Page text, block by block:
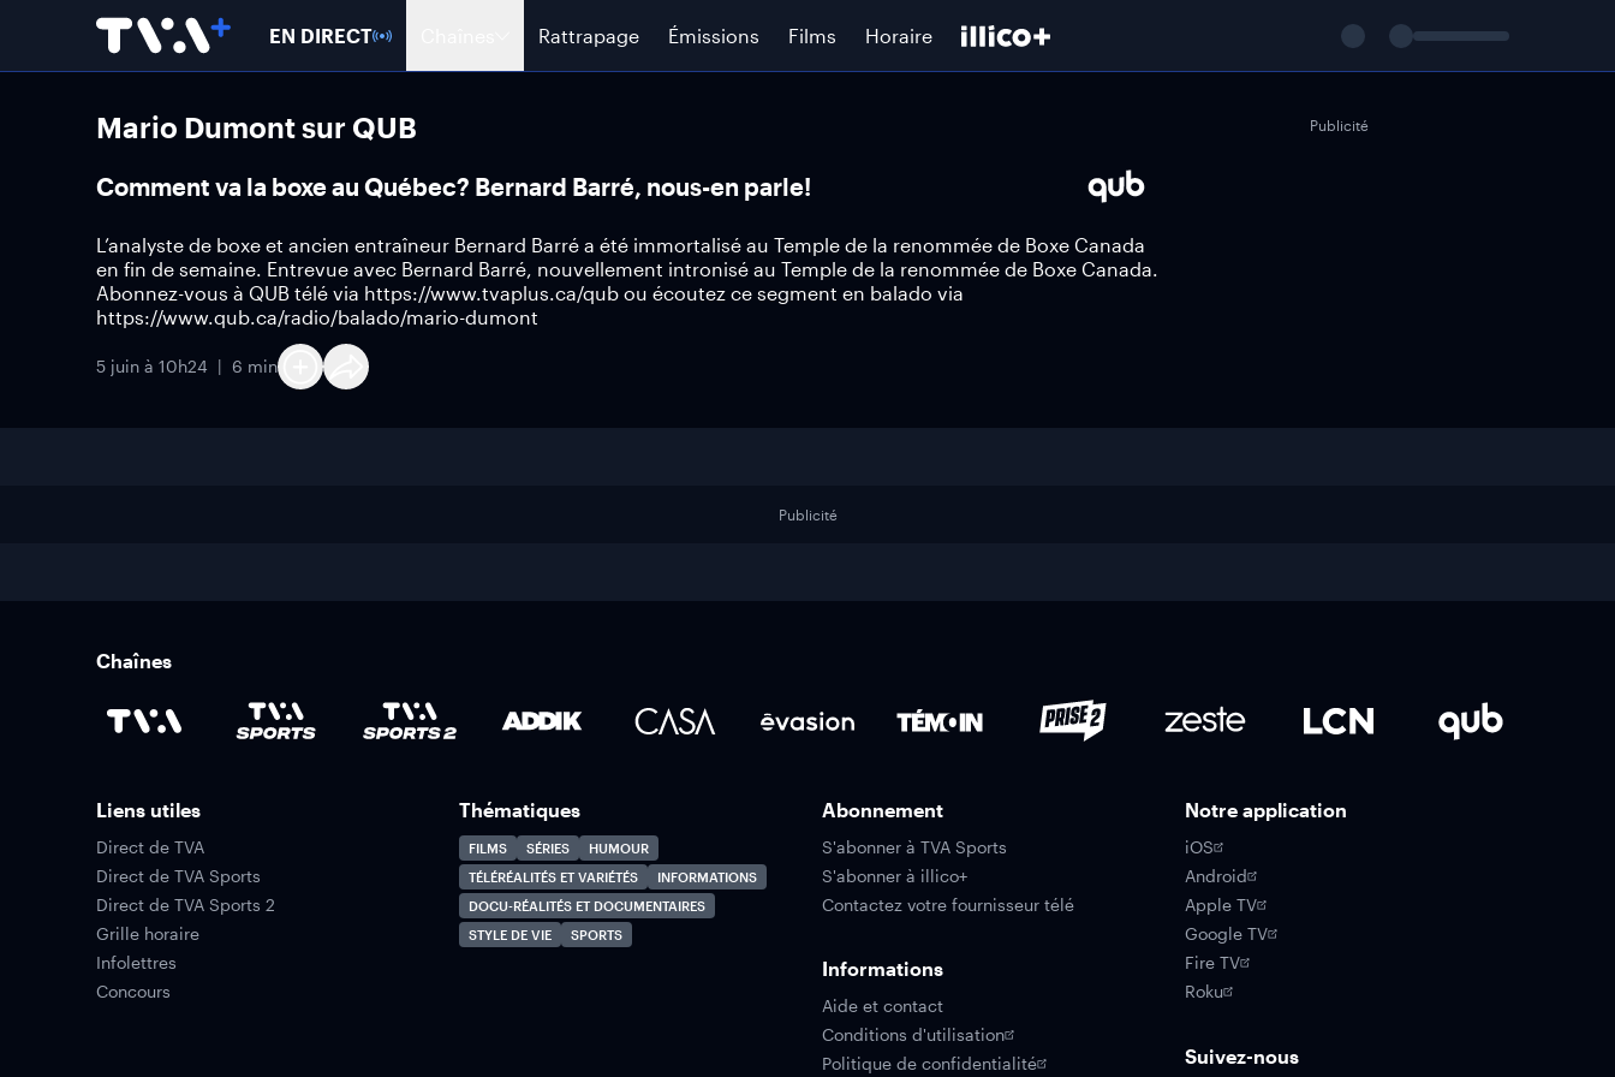
EN DIRECT Rattrapage Émissions Films Horaire
Mario Dumont sur QUB
Comment va la boxe au Québec? Bernard Barré, nous-en parle!
L’analyste de boxe et ancien entraîneur Bernard Barré a été immortalisé au Temple de la renommée de Boxe Canada
en fin de semaine. Entrevue avec Bernard Barré, nouvellement intronisé au Temple de la renommée de Boxe Canada.
Abonnez-vous à QUB télé via https://www.tvaplus.ca/qub ou écoutez ce segment en balado via
https://www.qub.ca/radio/balado/mario-dumont
5 juin à 10h24 6 min
Publicité
Publicité
Chaînes
Liens utiles
Direct de TVA
Direct de TVA Sports
Direct de TVA Sports 2
Grille horaire
Infolettres
Concours
Thématiques
FILMS SÉRIES
HUMOUR
TÉLÉRÉALITÉS ET VARIÉTÉS
INFORMATIONS
DOCU-RÉALITÉS ET DOCUMENTAIRES
STYLE DE VIE
SPORTS
Abonnement
S'abonner à TVA Sports
S'abonner à illico+
Contactez votre fournisseur télé
Informations
Aide et contact
Conditions d'utilisation
Politique de confidentialité
Notre application
iOS
Android
Apple TV
Google TV
Fire TV
Roku
Suivez-nous